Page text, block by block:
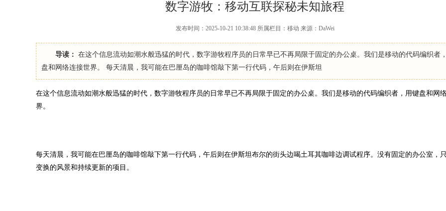
数字游牧：移动互联探秘未知旅程
发布时间：2025-10-21 10:38:48 所属栏目：移动 来源：DaWei
导读： 在这个信息流动如潮水般迅猛的时代，数字游牧程序员的日常早已不再局限于固定的办公桌。我们是移动的代码编织者
盘和网络连接世界。 每天清晨，我可能在巴厘岛的咖啡馆敲下第一行代码，午后则在伊斯坦
在这个信息流动如潮水般迅猛的时代，数字游牧程序员的日常早已不再局限于固定的办公桌。我们是移动的代码编织者，用键盘和网
界。
每天清晨，我可能在巴厘岛的咖啡馆敲下第一行代码，午后则在伊斯坦布尔的街头边喝土耳其咖啡边调试程序。没有固定的办公室，
变换的风景和持续更新的项目。